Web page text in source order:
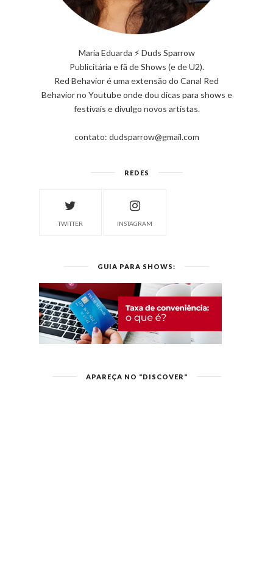
Maria Eduarda ⚡ Duds Sparrow
Publicitária e fã de Shows (e de U2).
Red Behavior é uma extensão do Canal Red
Behavior no Youtube onde dou dicas para shows e
festivais e divulgo novos artistas.
contato: dudsparrow@gmail.com
REDES
TWITTER INSTAGRAM
GUIA PARA SHOWS:
APAREÇA NO "DISCOVER"